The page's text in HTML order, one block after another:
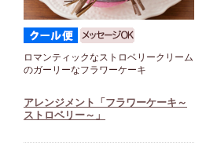
ロマンティックなストロベリークリーム
のガーリーなフラワーケーキ
アレンジメント「フラワーケーキ～
ストロベリー～」